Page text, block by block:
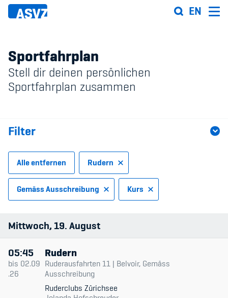
Direkt
zum
EN
Sportfahrplan
Sportanlagen
Events
ASVZ@home
Member's Manual / FAQ
Fairplay
Sportfahrplan
Stell dir deinen persönlichen
Sportfahrplan zusammen
Filter
Alle entfernen Rudern
Gemäss Ausschreibung Kurs
Sportart
Datum & Zeit
Trainingsleitende
Mittwoch 19 August
05:45
bis 02.09
.26
Rudern
Ruderausfahrten 11 | Belvoir, Gemäss
Ausschreibung
Ruderclubs Zürichsee